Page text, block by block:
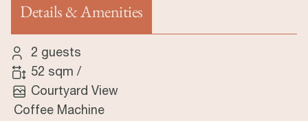
Details & Amenities
（活动标签）
2 guests
52 sqm /
Courtyard View
Coffee Machine